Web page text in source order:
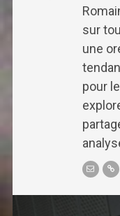
sur
une
pour